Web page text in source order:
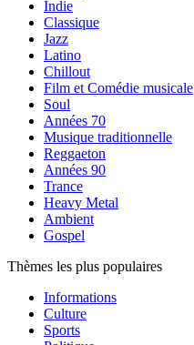
Indie
Classique
Jazz
Latino
Chillout
Film et Comédie musicale
Soul
Années 70
Musique traditionnelle
Reggaeton
Années 90
Trance
Heavy Metal
Ambient
Gospel
Thèmes les plus populaires
Informations
Culture
Sports